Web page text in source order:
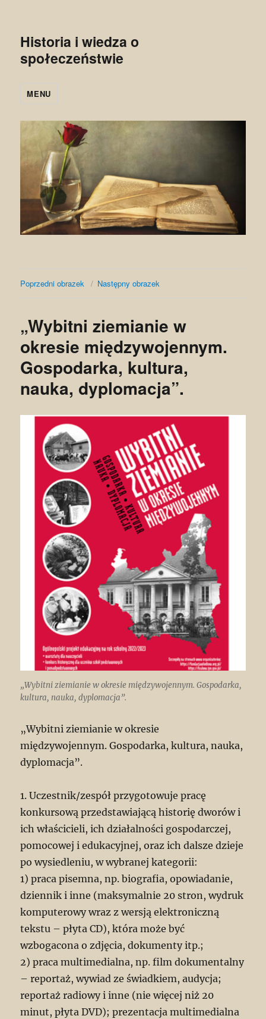
Historia i wiedza o
społeczeństwie
MENU
Poprzedni obrazek Następny obrazek
„Wybitni ziemianie w
okresie międzywojennym.
Gospodarka, kultura,
nauka, dyplomacja”.
„Wybitni ziemianie w okresie międzywojennym. Gospodarka,
kultura, nauka, dyplomacja”.
„Wybitni ziemianie w okresie
międzywojennym. Gospodarka, kultura, nauka,
dyplomacja”.
1. Uczestnik/zespół przygotowuje pracę
konkursową przedstawiającą historię dworów i
ich właścicieli, ich działalności gospodarczej,
pomocowej i edukacyjnej, oraz ich dalsze dzieje
po wysiedleniu, w wybranej kategorii:
1) praca pisemna, np. biografia, opowiadanie,
dziennik i inne (maksymalnie 20 stron, wydruk
komputerowy wraz z wersją elektroniczną
tekstu – płyta CD), która może być
wzbogacona o zdjęcia, dokumenty itp.;
2) praca multimedialna, np. film dokumentalny
– reportaż, wywiad ze świadkiem, audycja;
reportaż radiowy i inne (nie więcej niż 20
minut, płyta DVD); prezentacja multimedialna